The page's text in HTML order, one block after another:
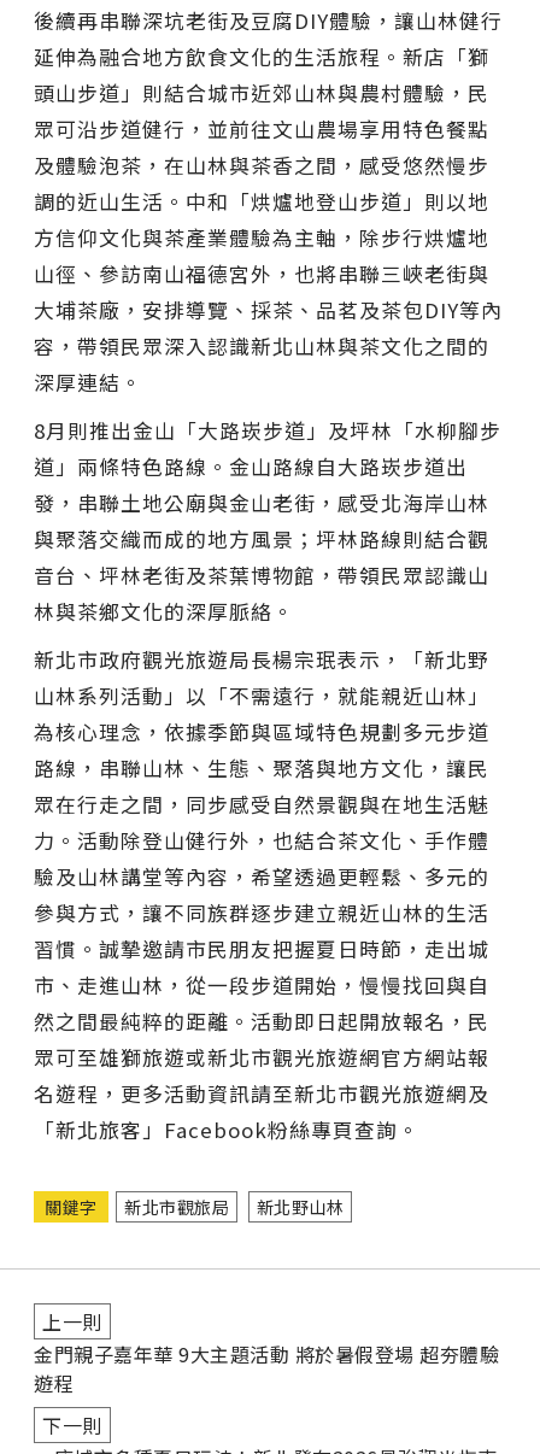
後續再串聯深坑老街及豆腐DIY體驗，讓山林健行
延伸為融合地方飲食文化的生活旅程。新店「獅
頭山步道」則結合城市近郊山林與農村體驗，民
眾可沿步道健行，並前往文山農場享用特色餐點
及體驗泡茶，在山林與茶香之間，感受悠然慢步
調的近山生活。中和「烘爐地登山步道」則以地
方信仰文化與茶產業體驗為主軸，除步行烘爐地
山徑、參訪南山福德宮外，也將串聯三峽老街與
大埔茶廠，安排導覽、採茶、品茗及茶包DIY等內
容，帶領民眾深入認識新北山林與茶文化之間的
深厚連結。
8月則推出金山「大路崁步道」及坪林「水柳腳步
道」兩條特色路線。金山路線自大路崁步道出
發，串聯土地公廟與金山老街，感受北海岸山林
與聚落交織而成的地方風景；坪林路線則結合觀
音台、坪林老街及茶葉博物館，帶領民眾認識山
林與茶鄉文化的深厚脈絡。
新北市政府觀光旅遊局長楊宗珉表示，「新北野
山林系列活動」以「不需遠行，就能親近山林」
為核心理念，依據季節與區域特色規劃多元步道
路線，串聯山林、生態、聚落與地方文化，讓民
眾在行走之間，同步感受自然景觀與在地生活魅
力。活動除登山健行外，也結合茶文化、手作體
驗及山林講堂等內容，希望透過更輕鬆、多元的
參與方式，讓不同族群逐步建立親近山林的生活
習慣。誠摯邀請市民朋友把握夏日時節，走出城
市、走進山林，從一段步道開始，慢慢找回與自
然之間最純粹的距離。活動即日起開放報名，民
眾可至雄獅旅遊或新北市觀光旅遊網官方網站報
名遊程，更多活動資訊請至新北市觀光旅遊網及
「新北旅客」Facebook粉絲專頁查詢。
關鍵字 新北市觀旅局 新北野山林
上一則
金門親子嘉年華 9大主題活動 將於暑假登場 超夯體驗
遊程
下一則